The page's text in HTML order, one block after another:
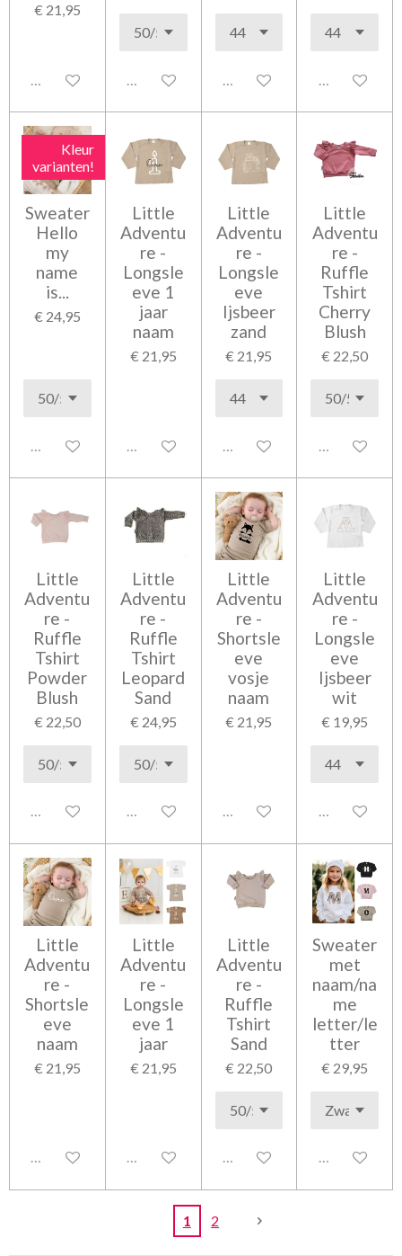
€ 21,95
Uitgeschakeld Uitgeschakeld Uitgeschakeld
Kleur
varianten!
Sweater
Hello
my
name
is...
€ 24,95
Uitgeschakeld
Little
Adventu
re -
Longsle
eve 1
jaar
naam
€ 21,95
Uitgeschakeld
Little
Adventu
re -
Longsle
eve
Ijsbeer
zand
€ 21,95
Uitgeschakeld
Little
Adventu
re -
Ruffle
Tshirt
Cherry
Blush
€ 22,50
Little
Adventu
re -
Ruffle
Tshirt
Powder
Blush
€ 22,50
Uitgeschakeld
Little
Adventu
re -
Ruffle
Tshirt
Leopard
Sand
€ 24,95
Uitgeschakeld
Little
Adventu
re -
Shortsle
eve
vosje
naam
€ 21,95
Uitgeschakeld
Little
Adventu
re -
Longsle
eve
Ijsbeer
wit
€ 19,95
Little
Adventu
re -
Shortsle
eve
naam
€ 21,95
Uitgeschakeld
Little
Adventu
re -
Longsle
eve 1
jaar
€ 21,95
Uitgeschakeld
Little
Adventu
re -
Ruffle
Tshirt
Sand
€ 22,50
Uitgeschakeld
Sweater
met
naam/na
me
letter/le
tter
€ 29,95
1 2